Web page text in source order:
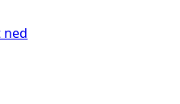
ned